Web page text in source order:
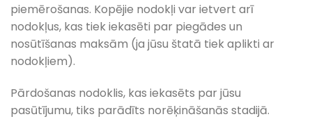
piemērošanas. Kopējie nodokļi var ietvert arī
nodokļus, kas tiek iekasēti par piegādes un
nosūtīšanas maksām (ja jūsu štatā tiek aplikti ar
nodokļiem).
Pārdošanas nodoklis, kas iekasēts par jūsu
pasūtījumu, tiks parādīts norēķināšanās stadijā.